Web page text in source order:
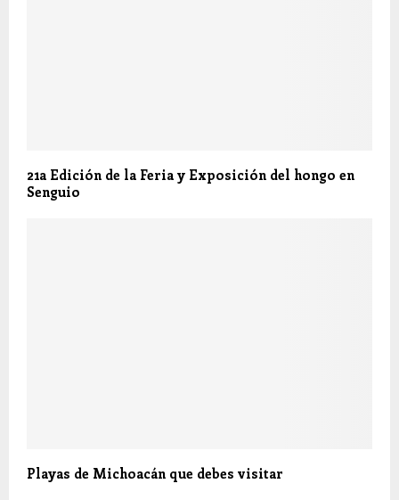
21a Edición de la Feria y Exposición del hongo en
Senguio
Playas de Michoacán que debes visitar